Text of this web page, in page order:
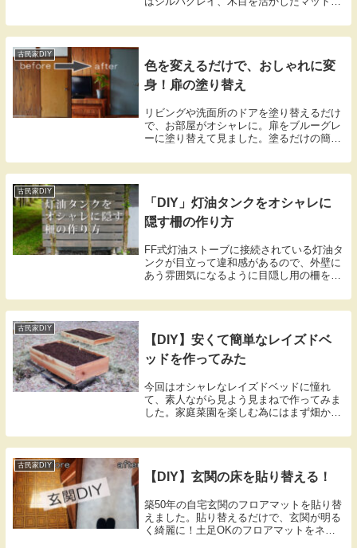
した。
古民家DIY
色を変えるだけで、おしゃれに変
身！扉の塗り替え
リビングや洗面所のドアを塗り替えるだけ
で、お部屋がオシャレに。扉をブルーグレ
ーに塗り替えて見ました。塗るだけの簡単
古民家DIY
「DIY」灯油タンクをオシャレに
隠す柵の作り方
FF式灯油ストーブに接続されている灯油タ
ンクが目立って違和感があるので、外壁に
あう雰囲気になるように目隠し用の柵を製
簡単に制作する事が出来ました。
古民家DIY
【DIY】安くて簡単なレイズドベ
ッドを作ってみた
今回はオシャレなレイズドベッドに憧れ
て、素人ながら見よう見まねで作ってみま
した。家庭菜園を楽しむ為にはまず畑から
を買って製作しました。
古民家DIY
【DIY】玄関の床を貼り替える！
築50年の自宅玄関のフロアマットを貼り替
えました。貼り替えるだけで、玄関が明る
く綺麗に！土足OKのフロアマットをネッ